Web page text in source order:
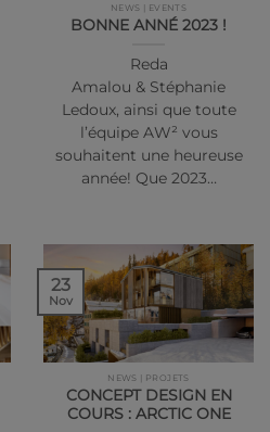
NEWS | EVENTS
BONNE ANNÉ 2023 !
Reda
Amalou & Stéphanie
Ledoux, ainsi que toute
l’équipe AW² vous
souhaitent une heureuse
année! Que 2023…
NEWS | PROJETS
CONCEPT DESIGN EN
COURS : ARCTIC ONE
23
Nov